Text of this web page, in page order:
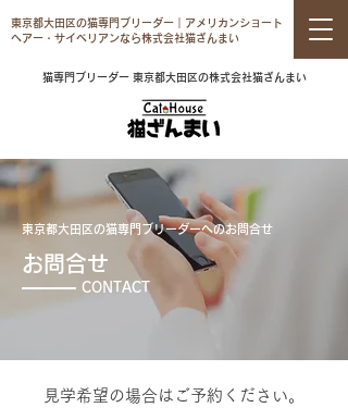
東京都大田区の猫専門ブリーダー｜アメリカンショート
ヘアー・サイベリアンなら株式会社猫ざんまい
猫専門ブリーダー 東京都大田区の株式会社猫ざんまい
東京都大田区の猫専門ブリーダーへのお問合せ
お問合せ
CONTACT
見学希望の場合はご予約ください。